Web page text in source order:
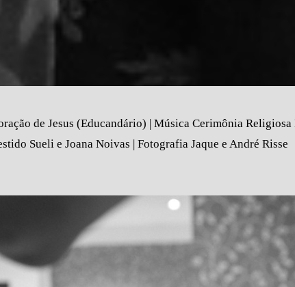
de Jesus (Educandário) | Música Cerimônia Religiosa
Sueli e Joana Noivas | Fotografia Jaque e André Risse